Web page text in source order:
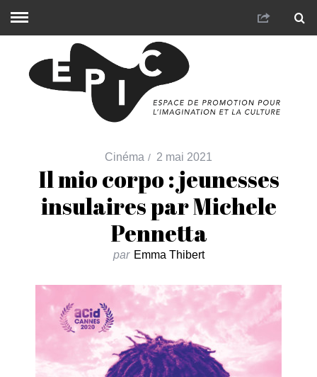
Cinéma 2 mai 2021
Il mio corpo : jeunesses
insulaires par Michele
Pennetta
par Emma Thibert